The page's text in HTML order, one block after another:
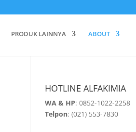
PRODUK LAINNYA ABOUT
HOTLINE ALFAKIMIA
WA & HP: 0852-1022-2258
Telpon: (021) 553-7830